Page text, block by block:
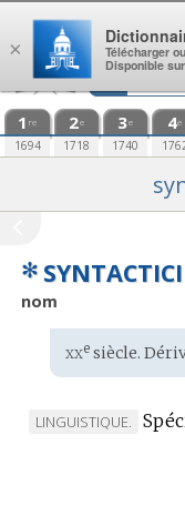
Aller au contenu
1 re
1694
2e
1718
3e
1740
4e
✻
nom
Étymologie
:
xxesiècle.
MARQUE
LINGUISTIQUE.
×
Télécharger
Disponible